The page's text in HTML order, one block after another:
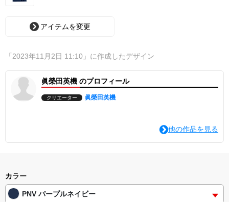
アイテムを変更
「2023年11月2日 11:10」に作成したデザイン
眞榮田英機 のプロフィール
クリエーター 眞榮田英機
他の作品を見る
カラー
PNV パープルネイビー